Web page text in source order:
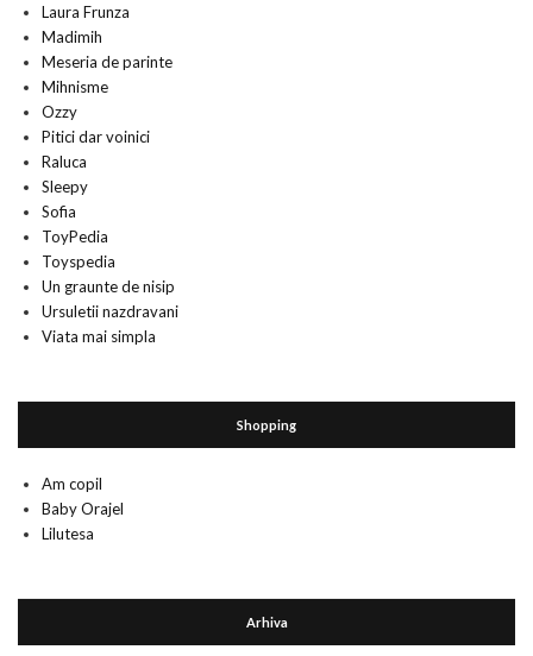
Laura Frunza
Madimih
Meseria de parinte
Mihnisme
Ozzy
Pitici dar voinici
Raluca
Sleepy
Sofia
ToyPedia
Toyspedia
Un graunte de nisip
Ursuletii nazdravani
Viata mai simpla
Shopping
Am copil
Baby Orajel
Lilutesa
Arhiva